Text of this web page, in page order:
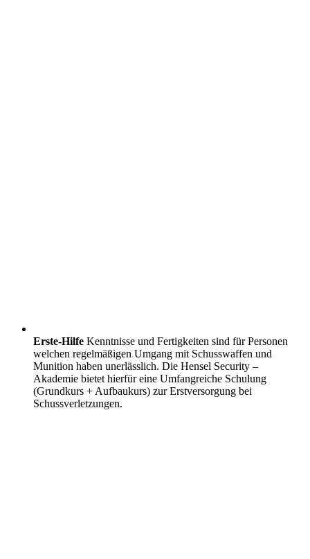
Erste-Hilfe Kenntnisse und Fertigkeiten sind für Personen
welchen regelmäßigen Umgang mit Schusswaffen und
Munition haben unerlässlich. Die Hensel Security –
Akademie bietet hierfür eine Umfangreiche Schulung
(Grundkurs + Aufbaukurs) zur Erstversorgung bei
Schussverletzungen.